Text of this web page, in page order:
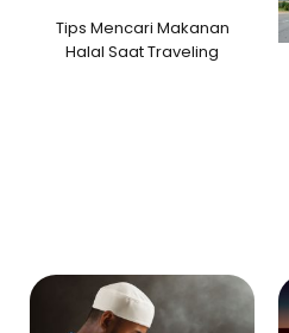
Tips Mencari Makanan
Halal Saat Traveling